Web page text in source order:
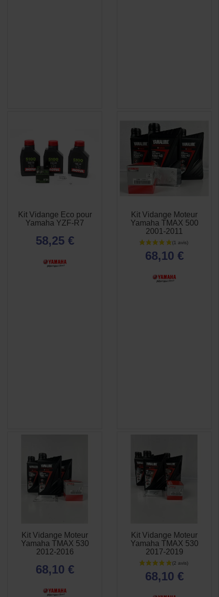
Kit Vidange Eco pour
Yamaha YZF-R7
58,25 €
Kit Vidange Moteur
Yamaha TMAX 500
2001-2011
68,10 €
APERÇU
RAPIDE
Kit Vidange Moteur
Yamaha TMAX 530
2012-2016
68,10 €
 APERÇU
RAPIDE
Kit Vidange Moteur
Yamaha TMAX 530
2017-2019
68,10 €
 APERÇU
RAPIDE
 APERÇU
RAPIDE